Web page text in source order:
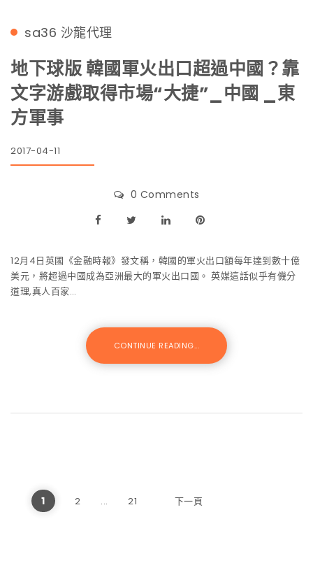
sa36 沙龍代理
地下球版 韓國軍火出口超過中國？靠
文字游戲取得市場“大捷”_中國 _東
方軍事
2017-04-11
0 Comments
12月4日英國《金融時報》發文稱，韓國的軍火出口額每年達到數十億
美元，將超過中國成為亞洲最大的軍火出口國。 英媒這話似乎有僟分
道理,真人百家…
CONTINUE READING...
文章分頁
1 2 ... 21 下一頁